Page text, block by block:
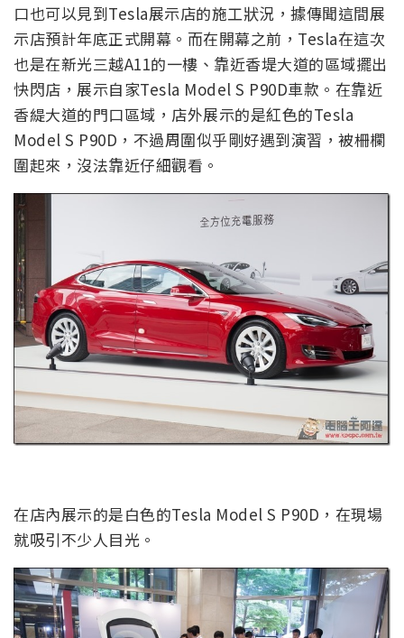
口也可以見到Tesla展示店的施工狀況，據傳聞這間展
示店預計年底正式開幕。而在開幕之前，Tesla在這次
也是在新光三越A11的一樓、靠近香堤大道的區域擺出
快閃店，展示自家Tesla Model S P90D車款。在靠近
香緹大道的門口區域，店外展示的是紅色的Tesla
Model S P90D，不過周圍似乎剛好遇到演習，被柵欄
圍起來，沒法靠近仔細觀看。
在店內展示的是白色的Tesla Model S P90D，在現場
就吸引不少人目光。